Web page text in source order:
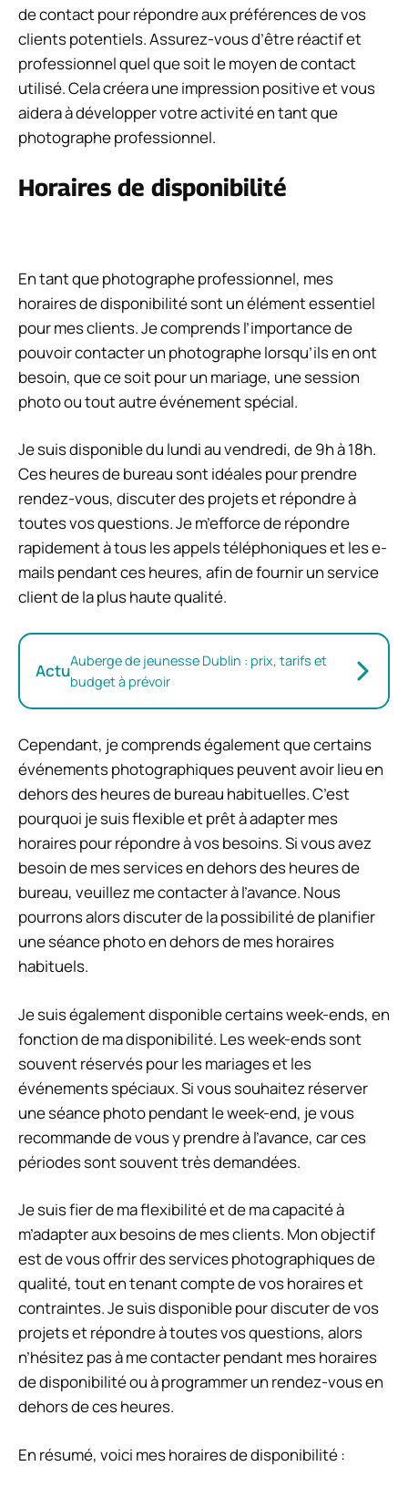
de contact pour répondre aux préférences de vos
clients potentiels. Assurez-vous d’être réactif et
professionnel quel que soit le moyen de contact
utilisé. Cela créera une impression positive et vous
aidera à développer votre activité en tant que
photographe professionnel.
Horaires de disponibilité
En tant que photographe professionnel, mes
horaires de disponibilité sont un élément essentiel
pour mes clients. Je comprends l’importance de
pouvoir contacter un photographe lorsqu’ils en ont
besoin, que ce soit pour un mariage, une session
photo ou tout autre événement spécial.
Je suis disponible du lundi au vendredi, de 9h à 18h.
Ces heures de bureau sont idéales pour prendre
rendez-vous, discuter des projets et répondre à
toutes vos questions. Je m’efforce de répondre
rapidement à tous les appels téléphoniques et les e-
mails pendant ces heures, afin de fournir un service
client de la plus haute qualité.
ActuAuberge de jeunesse Dublin : prix, tarifs et
budget à prévoir
Cependant, je comprends également que certains
événements photographiques peuvent avoir lieu en
dehors des heures de bureau habituelles. C’est
pourquoi je suis flexible et prêt à adapter mes
horaires pour répondre à vos besoins. Si vous avez
besoin de mes services en dehors des heures de
bureau, veuillez me contacter à l’avance. Nous
pourrons alors discuter de la possibilité de planifier
une séance photo en dehors de mes horaires
habituels.
Je suis également disponible certains week-ends, en
fonction de ma disponibilité. Les week-ends sont
souvent réservés pour les mariages et les
événements spéciaux. Si vous souhaitez réserver
une séance photo pendant le week-end, je vous
recommande de vous y prendre à l’avance, car ces
périodes sont souvent très demandées.
Je suis fier de ma flexibilité et de ma capacité à
m’adapter aux besoins de mes clients. Mon objectif
est de vous offrir des services photographiques de
qualité, tout en tenant compte de vos horaires et
contraintes. Je suis disponible pour discuter de vos
projets et répondre à toutes vos questions, alors
n’hésitez pas à me contacter pendant mes horaires
de disponibilité ou à programmer un rendez-vous en
dehors de ces heures.
En résumé, voici mes horaires de disponibilité :